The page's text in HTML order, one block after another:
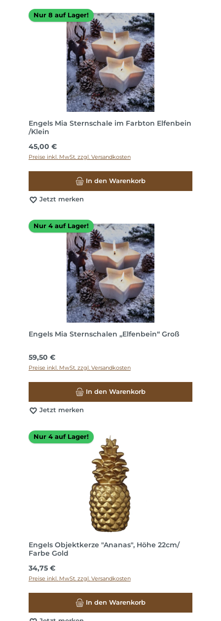
Nur 8 auf Lager!
Engels Mia Sternschale im Farbton Elfenbein
/Klein
Regulärer Preis:
45,00 €
Preise inkl. MwSt. zzgl. Versandkosten
In den Warenkorb
Jetzt merken
Nur 4 auf Lager!
Engels Mia Sternschalen „Elfenbein“ Groß
Regulärer Preis:
59,50 €
Preise inkl. MwSt. zzgl. Versandkosten
In den Warenkorb
Jetzt merken
Nur 4 auf Lager!
Engels Objektkerze "Ananas", Höhe 22cm/
Farbe Gold
Regulärer Preis:
34,75 €
Preise inkl. MwSt. zzgl. Versandkosten
In den Warenkorb